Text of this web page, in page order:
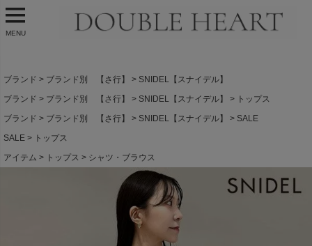
MENU
ブランド ブランド別 【さ行】
SNIDEL【スナイデル】
ブランド
ブランド別 【さ行】 SNIDEL【スナイデル】
トップス
ブランド
ブランド別 【さ行】 SNIDEL【スナイデル】
SALE
SALE
トップス
アイテム
トップス シャツ・ブラウス